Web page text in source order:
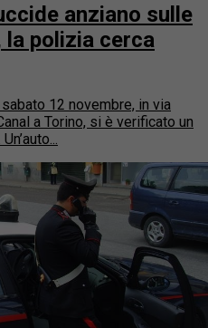
anziano sulle
polizia cerca
12 novembre, in via
a Torino, si è verificato un